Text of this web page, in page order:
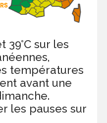
39°C sur les
températures
avant une
les pauses sur